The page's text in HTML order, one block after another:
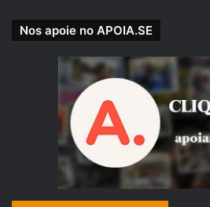
APOIE NOSSA
Doadores
CONHEÇA
Nos apoie no APOIA.SE